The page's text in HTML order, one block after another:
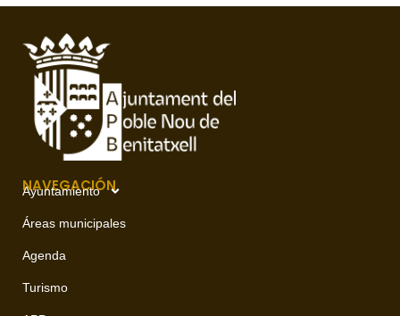
NAVEGACIÓN
Ayuntamiento
Áreas municipales
Agenda
Turismo